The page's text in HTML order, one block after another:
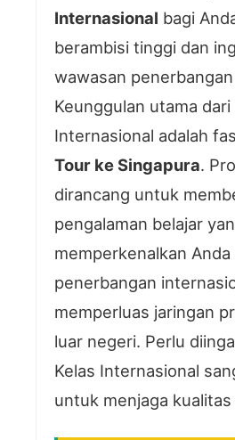
Internasional bagi
berambisi tinggi dan
wawasan
Keunggulan utama dari
Internasional adalah
Tour ke Singapura.
dirancang untuk
pengalaman belajar
memperkenalkan
penerbangan
memperluas jaringan
luar negeri. Perlu
Kelas Internasional
untuk menjaga kualitas